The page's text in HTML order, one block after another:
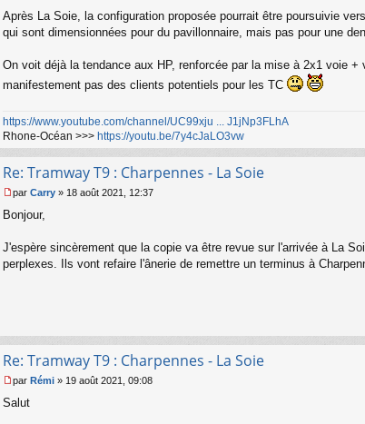
l
u
Après La Soie, la configuration proposée pourrait être poursuivie
qui sont dimensionnées pour du pavillonnaire, mais pas pour une
On voit déjà la tendance aux HP, renforcée par la mise à 2x1 voie
manifestement pas des clients potentiels pour les TC
https://www.youtube.com/channel/UC99xju ... J1jNp3FLhA
Rhone-Océan >>> https://youtu.be/7y4cJaLO3vw
Re: Tramway T9 : Charpennes - La Soie
e
s
g
l
par Carry » 18 août 2021, 12:37
Bonjour,
J'espère sincèrement que la copie va être revue sur l'arrivée à La
perplexes. Ils vont refaire l'ânerie de remettre un terminus à
Re: Tramway T9 : Charpennes - La Soie
e
par Rémi » 19 août 2021, 09:08
Salut